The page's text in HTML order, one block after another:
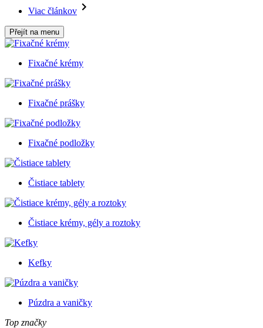
Viac článkov
Přejít na menu
Fixačné krémy
Fixačné prášky
Fixačné podložky
Čistiace tablety
Čistiace krémy, gély a roztoky
Kefky
Púzdra a vaničky
Top značky